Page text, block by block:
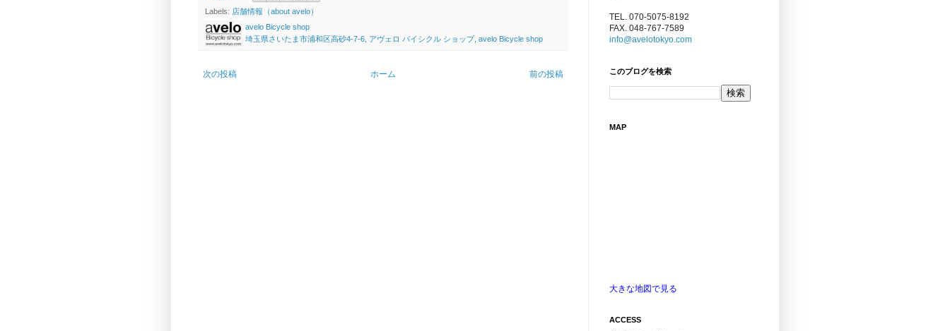
Labels: 店舗情報（about avelo）
avelo Bicycle shop
埼玉県さいたま市浦和区高砂4-7-6, アヴェロ バイシクル ショップ, avelo Bicycle shop
次の投稿 前の投稿
ホーム
TEL. 070-5075-8192
FAX. 048-767-7589
info@avelotokyo.com
このブログを検索
MAP
大きな地図で見る
ACCESS